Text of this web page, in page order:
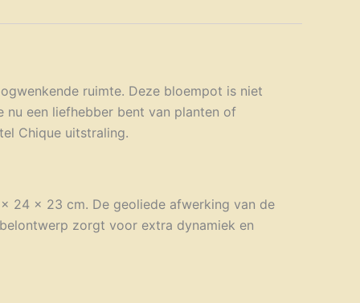
ruimte. Deze bloempot is niet
een liefhebber bent van planten of
Chique uitstraling.
24 x 23 cm. De geoliede afwerking van de
zorgt voor extra dynamiek en